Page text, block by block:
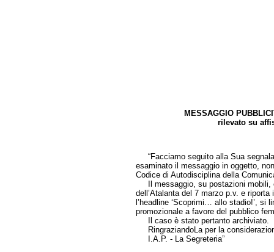
MESSAGGIO
rilevato su
“Facciamo seguito alla Sua
esaminato il messaggio in oggetto,
Codice di Autodisciplina della
Il messaggio, su postazioni mobili,
dell’Atalanta del 7 marzo p.v. e
l’headline ‘Scoprimi… allo stadio!’, si
promozionale a favore del pubblico
Il caso è stato pertanto archiviato.
RingraziandoLa per la
I.A.P. - La Segreteria”